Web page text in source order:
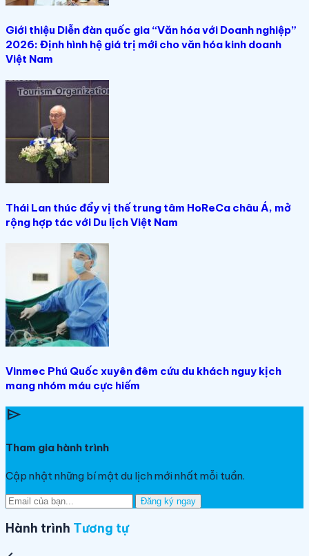
Giới thiệu Diễn đàn quốc gia “Văn hóa với Doanh nghiệp”
2026: Định hình hệ giá trị mới cho văn hóa kinh doanh
Việt Nam
Thái Lan thúc đẩy vị thế trung tâm HoReCa châu Á, mở
rộng hợp tác với Du lịch Việt Nam
Vinmec Phú Quốc xuyên đêm cứu du khách nguy kịch
mang nhóm máu cực hiếm
send
Tham gia hành trình
Cập nhật những bí mật du lịch mới nhất mỗi tuần.
Đăng ký ngay
Hành trình Tương tự